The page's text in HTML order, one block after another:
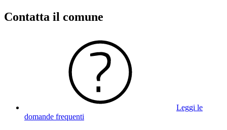
Contatta il comune
Leggi le
domande frequenti